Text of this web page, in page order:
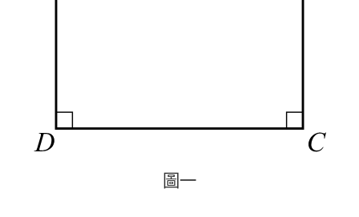
圖一
圖一